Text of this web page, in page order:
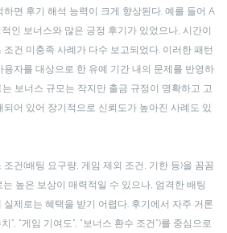
면 후기 해석 능력이 크게 향상된다. 예를 들어 A
인 보너스와 많은 긍정 후기가 있었으나, 시간이
건 미충족 사례가 다수 보고되었다. 이러한 패턴
자를 대상으로 한 유예 기간 내의 문제를 반영하
보너스 규모는 작지만 출금 규정이 명확하고 고
어 있어 장기적으로 신뢰도가 높아진 사례도 있
건(배팅 요구량, 게임 제외 조건, 기한 등)을 꼼꼼
높은 보상이 매력적일 수 있으나, 엄격한 배팅
제로는 혜택을 받기 어렵다. 후기에서 자주 거론
", "게임 기여도", "보너스 환수 조건")를 중심으로